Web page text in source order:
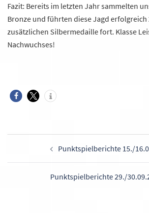
Fazit: Bereits im letzten Jahr sammelten
Bronze und führten diese Jagd erfolgreich
zusätzlichen Silbermedaille fort. Klasse
Nachwuchses!
Punktspielberichte 15./
Punktspielberichte 29./